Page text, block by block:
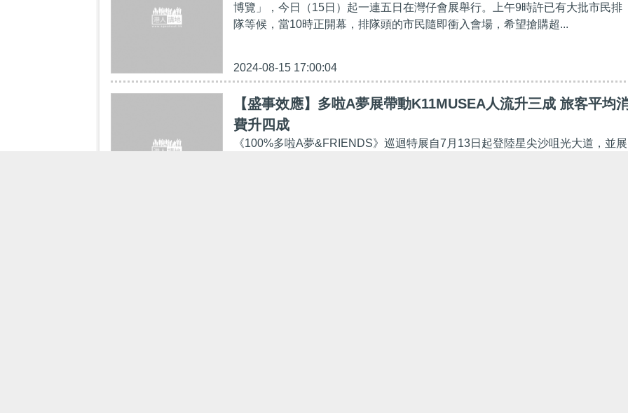
博覽」，今日（15日）起一連五日在灣仔會展舉行。上午9時許已有大批市民排
隊等候，當10時正開幕，排隊頭的市民隨即衝入會場，希望搶購超...
2024-08-15 17:00:04
【盛事效應】多啦A夢展帶動K11MUSEA人流升三成 旅客平均
費升四成
《100%多啦A夢&FRIENDS》巡迴特展自7月13日起登陸星尖沙咀光大道，並展